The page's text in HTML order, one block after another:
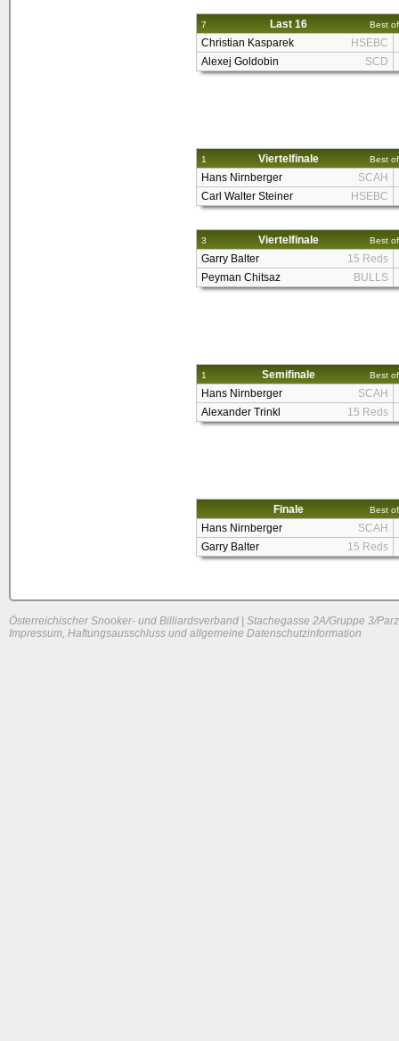
7 Last 16 Best
Christian Kasparek
HSEBC
Alexej Goldobin
SCD
1 Viertelfinale Best
Hans Nirnberger
SCAH
Carl Walter Steiner
HSEBC
3 Viertelfinale Best
Garry Balter
15 Reds
Peyman Chitsaz
BULLS
1 Semifinale Best
Hans Nirnberger
SCAH
Alexander Trinkl
15 Reds
Finale Best
Hans Nirnberger
SCAH
Garry Balter
15 Reds
Österreichischer Snooker- und Billiardsverband | Stachegasse 2A/Gruppe 3/
Impressum, Haftungsausschluss und allgemeine Datenschutzinformation